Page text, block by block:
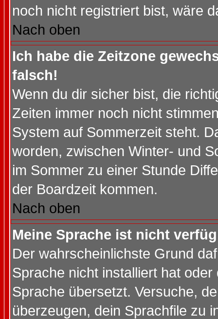
noch nicht registriert bist, wäre
Nach oben
Ich habe die Zeitzone
falsch!
Wenn du dir sicher bist, die
Zeiten immer noch nicht
System auf Sommerzeit steht.
worden, zwischen Winter- und
im Sommer zu einer Stunde
der Boardzeit kommen.
Nach oben
Meine Sprache ist nicht
Der wahrscheinlichste Grund
Sprache nicht installiert hat
Sprache übersetzt. Versuche,
überzeugen, dein Sprachfile zu